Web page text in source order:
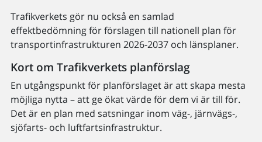
Trafikverkets gör nu också en samlad
effektbedömning för förslagen till nationell plan för
transportinfrastrukturen 2026-2037 och länsplaner.
Kort om Trafikverkets planförslag
En utgångspunkt för planförslaget är att skapa mesta
möjliga nytta – att ge ökat värde för dem vi är till för.
Det är en plan med satsningar inom väg-, järnvägs-,
sjöfarts- och luftfartsinfrastruktur.